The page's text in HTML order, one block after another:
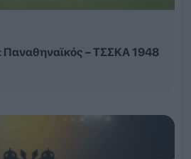
Παναθηναϊκός – ΤΣΣΚΑ 1948